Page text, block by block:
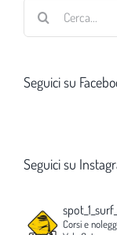
Seguici su
Seguici su
Corsi e